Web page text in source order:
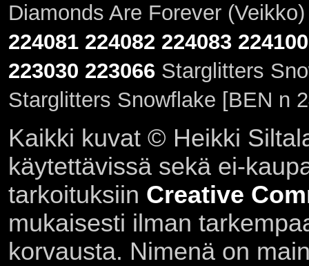
Diamonds Are Forever
224081 224082 224083 224100
223030 223066Starglitters
Starglitters Snowflake [BEN n
Kaikki kuvat © Heikki
käytettävissä sekä ei-
tarkoituksiin Creative
mukaisesti ilman
korvausta. Nimenä on